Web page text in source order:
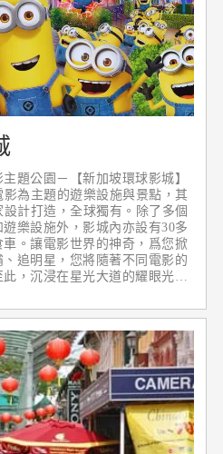
題公園－【新加坡環球影城】
為主題的遊樂設施與景點，其
計打造，全球獨有。除了多個
樂設施外，影城內亦設有30多
。讓電影世界的神奇，爲您掀
追明星，您將隨著不同電影的
，沉浸在星光大道的耀眼光